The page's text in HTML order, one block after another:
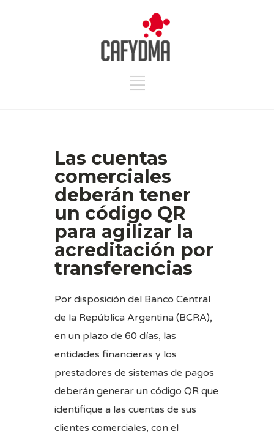
Las cuentas
comerciales
deberán tener
un código QR
para agilizar la
acreditación por
transferencias
Por disposición del Banco Central
de la República Argentina (BCRA),
en un plazo de 60 días, las
entidades financieras y los
prestadores de sistemas de pagos
deberán generar un código QR que
identifique a las cuentas de sus
clientes comerciales, con el